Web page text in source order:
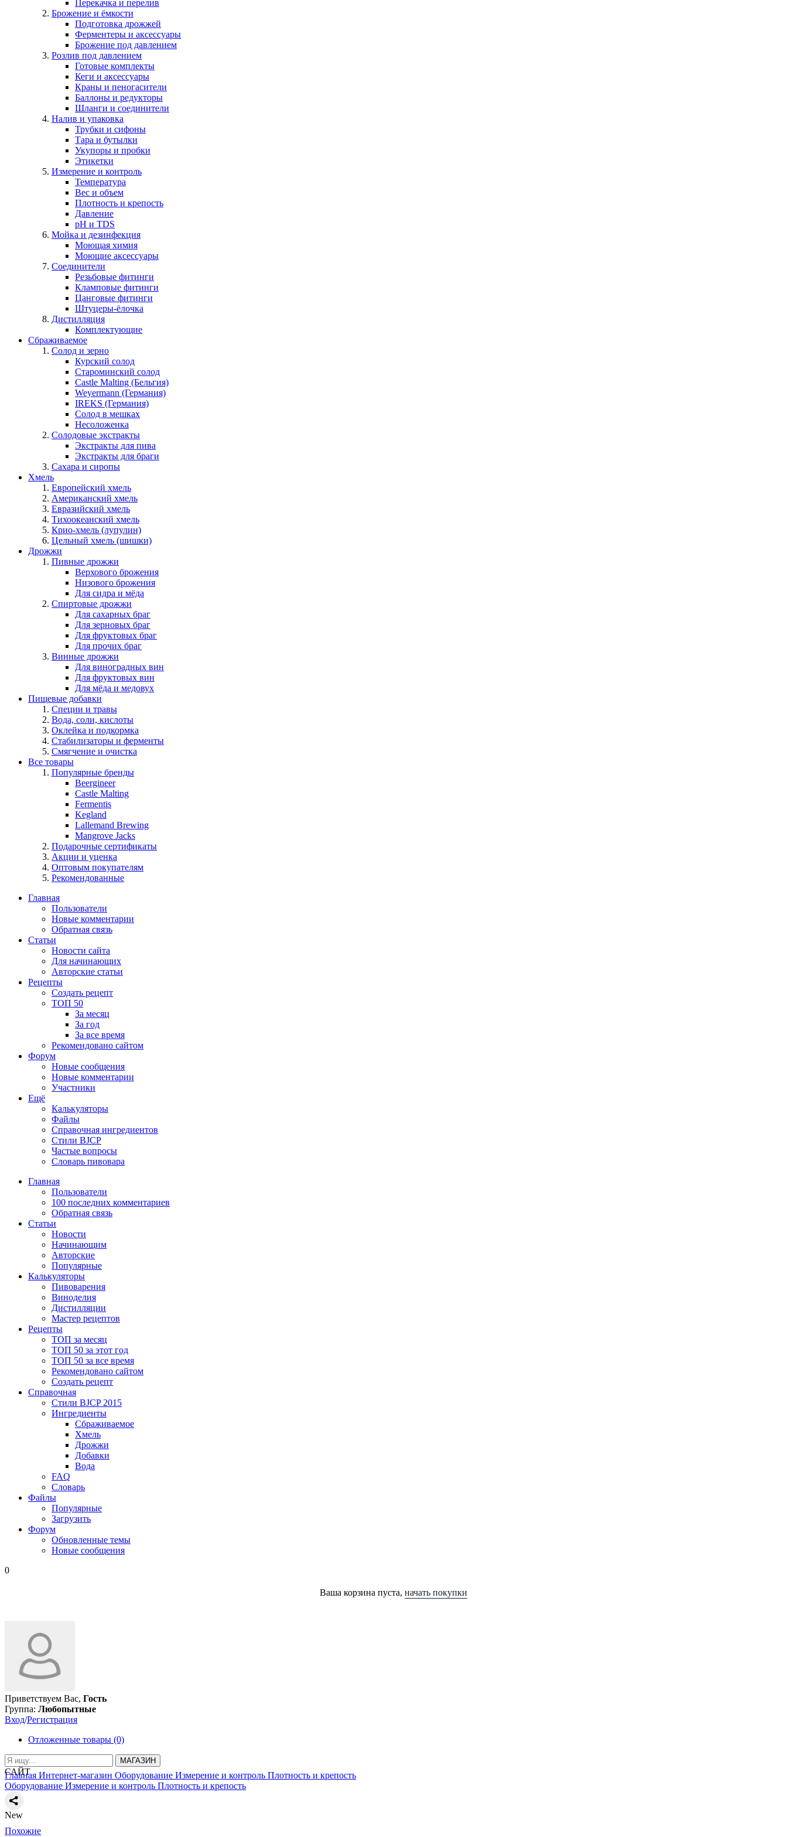
Перекачка и перелив
Брожение и ёмкости
Подготовка дрожжей
Ферментеры и аксессуары
Брожение под давлением
Розлив под давлением
Готовые комплекты
Кеги и аксессуары
Краны и пеногасители
Баллоны и редукторы
Шланги и соединители
Налив и упаковка
Трубки и сифоны
Тара и бутылки
Укупоры и пробки
Этикетки
Измерение и контроль
Температура
Вес и объем
Плотность и крепость
Давление
pH и TDS
Мойка и дезинфекция
Моющая химия
Моющие аксессуары
Соединители
Резьбовые фитинги
Кламповые фитинги
Цанговые фитинги
Штуцеры-ёлочка
Дистилляция
Комплектующие
Сбраживаемое
Солод и зерно
Курский солод
Староминский солод
Castle Malting (Бельгия)
Weyermann (Германия)
IREKS (Германия)
Солод в мешках
Несоложенка
Солодовые экстракты
Экстракты для пива
Экстракты для браги
Сахара и сиропы
Хмель
Европейский хмель
Американский хмель
Евразийский хмель
Тихоокеанский хмель
Крио-хмель (лупулин)
Цельный хмель (шишки)
Дрожжи
Пивные дрожжи
Верхового брожения
Низового брожения
Для сидра и мёда
Спиртовые дрожжи
Для сахарных браг
Для зерновых браг
Для фруктовых браг
Для прочих браг
Винные дрожжи
Для виноградных вин
Для фруктовых вин
Для мёда и медовух
Пищевые добавки
Специи и травы
Вода, соли, кислоты
Оклейка и подкормка
Стабилизаторы и ферменты
Смягчение и очистка
Все товары
Популярные бренды
Beergineer
Castle Malting
Fermentis
Kegland
Lallemand Brewing
Mangrove Jacks
Подарочные сертификаты
Акции и уценка
Оптовым покупателям
Рекомендованные
Главная
Пользователи
Новые комментарии
Обратная связь
Статьи
Новости сайта
Для начинающих
Авторские статьи
Рецепты
Создать рецепт
ТОП 50
За месяц
За год
За все время
Рекомендовано сайтом
Форум
Новые сообщения
Новые комментарии
Участники
Ещё
Калькуляторы
Файлы
Справочная ингредиентов
Стили BJCP
Частые вопросы
Словарь пивовара
Главная
Пользователи
100 последних комментариев
Обратная связь
Статьи
Новости
Начинающим
Авторские
Популярные
Калькуляторы
Пивоварения
Виноделия
Дистилляции
Мастер рецептов
Рецепты
ТОП за месяц
ТОП 50 за этот год
ТОП 50 за все время
Рекомендовано сайтом
Создать рецепт
Справочная
Стили BJCP 2015
Ингредиенты
Сбраживаемое
Хмель
Дрожжи
Добавки
Вода
FAQ
Словарь
Файлы
Популярные
Загрузить
Форум
Обновленные темы
Новые сообщения
0
Ваша корзина пуста, начать покупки
Приветствуем Вас, Гость
Группа: Любопытные
Вход/Регистрация
Отложенные товары (0)
МАГАЗИН
САЙТ
Главная Интернет-магазин Оборудование Измерение и контроль Плотность и крепость
Оборудование Измерение и контроль Плотность и крепость
New
Похожие